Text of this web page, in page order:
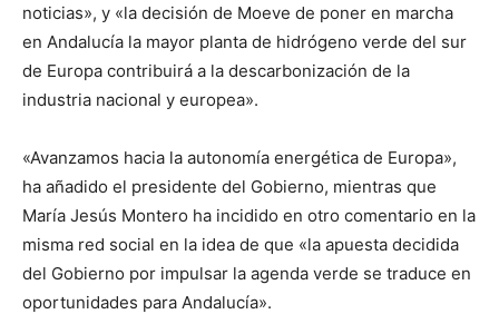
noticias», y «la decisión de Moeve de poner en marcha
en Andalucía la mayor planta de hidrógeno verde del sur
de Europa contribuirá a la descarbonización de la
industria nacional y europea».
«Avanzamos hacia la autonomía energética de Europa»,
ha añadido el presidente del Gobierno, mientras que
María Jesús Montero ha incidido en otro comentario en la
misma red social en la idea de que «la apuesta decidida
del Gobierno por impulsar la agenda verde se traduce en
oportunidades para Andalucía».